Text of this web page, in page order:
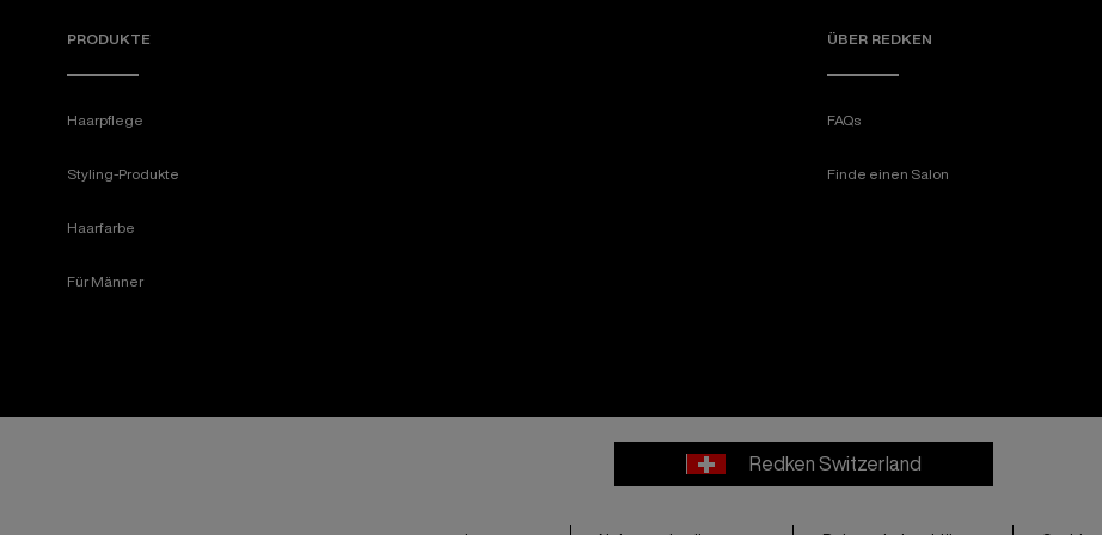
PRODUKTE
Haarpflege
Styling-Produkte
Haarfarbe
Für Männer
ÜBER REDKEN​
FAQs
Finde einen Salon
Redken Switzerland